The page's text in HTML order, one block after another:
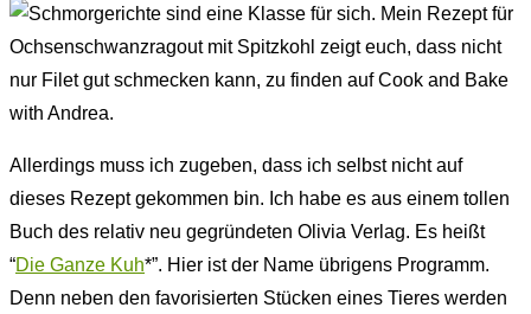
Allerdings muss ich zugeben, dass ich selbst nicht auf
dieses Rezept gekommen bin. Ich habe es aus einem tollen
Buch des relativ neu gegründeten Olivia Verlag. Es heißt
“Die Ganze Kuh*”. Hier ist der Name übrigens Programm.
Denn neben den favorisierten Stücken eines Tieres werden